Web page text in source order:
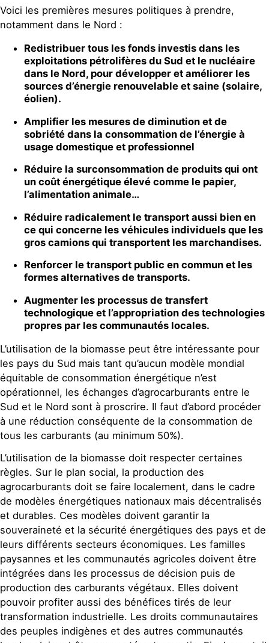
Voici les premières mesures politiques à prendre,
notamment dans le Nord :
Redistribuer tous les fonds investis dans les
exploitations pétrolifères du Sud et le nucléaire
dans le Nord, pour développer et améliorer les
sources d’énergie renouvelable et saine (solaire,
éolien).
Amplifier les mesures de diminution et de
sobriété dans la consommation de l’énergie à
usage domestique et professionnel
Réduire la surconsommation de produits qui ont
un coût énergétique élevé comme le papier,
l’alimentation animale…
Réduire radicalement le transport aussi bien en
ce qui concerne les véhicules individuels que les
gros camions qui transportent les marchandises.
Renforcer le transport public en commun et les
formes alternatives de transports.
Augmenter les processus de transfert
technologique et l’appropriation des technologies
propres par les communautés locales.
L’utilisation de la biomasse peut être intéressante pour
les pays du Sud mais tant qu’aucun modèle mondial
équitable de consommation énergétique n’est
opérationnel, les échanges d’agrocarburants entre le
Sud et le Nord sont à proscrire. Il faut d’abord procéder
à une réduction conséquente de la consommation de
tous les carburants (au minimum 50%).
L’utilisation de la biomasse doit respecter certaines
règles. Sur le plan social, la production des
agrocarburants doit se faire localement, dans le cadre
de modèles énergétiques nationaux mais décentralisés
et durables. Ces modèles doivent garantir la
souveraineté et la sécurité énergétiques des pays et de
leurs différents secteurs économiques. Les familles
paysannes et les communautés agricoles doivent être
intégrées dans les processus de décision puis de
production des carburants végétaux. Elles doivent
pouvoir profiter aussi des bénéfices tirés de leur
transformation industrielle. Les droits communautaires
des peuples indigènes et des autres communautés